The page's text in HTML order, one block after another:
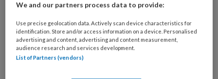
PREMIUM
Bekijk de mogelijkheden
We and our partners process data to provide:
Use precise geolocation data. Actively scan device characteristics for
identification. Store and/or access information on a device. Personalised
advertising and content, advertising and content measurement,
audience research and services development.
List of Partners (vendors)